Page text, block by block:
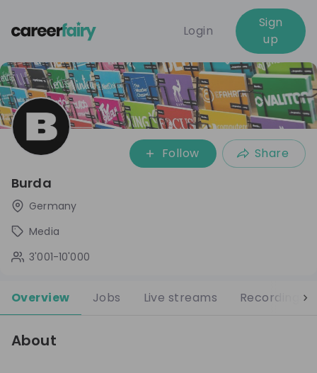
Login
Sign
up
Follow Share
Burda
Germany
Media
3'001-10'000
Overview Jobs Live streams Recordings
About